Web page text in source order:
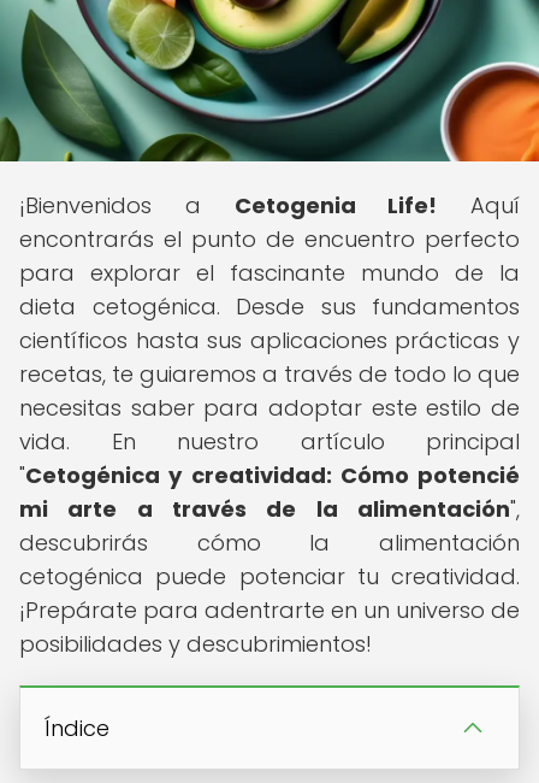
¡Bienvenidos a Cetogenia Life! Aquí
encontrarás el punto de encuentro perfecto
para explorar el fascinante mundo de la
dieta cetogénica. Desde sus fundamentos
científicos hasta sus aplicaciones prácticas y
recetas, te guiaremos a través de todo lo que
necesitas saber para adoptar este estilo de
vida. En nuestro artículo principal
"Cetogénica y creatividad: Cómo potencié
mi arte a través de la alimentación",
descubrirás cómo la alimentación
cetogénica puede potenciar tu creatividad.
¡Prepárate para adentrarte en un universo de
posibilidades y descubrimientos!
Índice